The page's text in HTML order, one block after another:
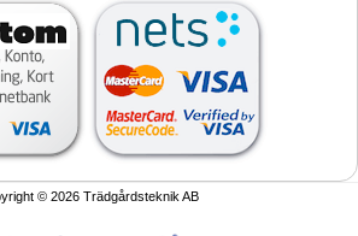
© 2026 Trädgårdsteknik AB